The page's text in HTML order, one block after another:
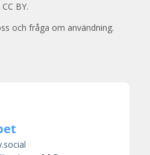
BY.
och fråga om användning.